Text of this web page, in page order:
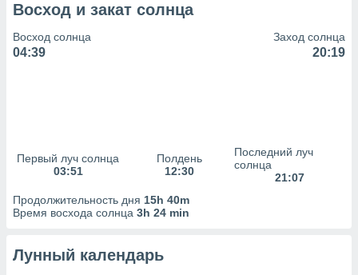
Восход и закат солнца
Восход солнца
04:39
Заход солнца
20:19
Первый луч солнца
03:51
Полдень
12:30
Последний луч
солнца
21:07
Продолжительность дня 15h 40m
Время восхода солнца 3h 24 min
Лунный календарь